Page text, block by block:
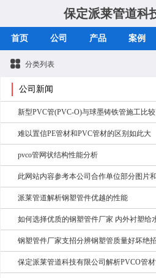
保定派莱管道科
首页 公司 产品 案例
分类列表
公司新闻
新型PVC管(PVC-O)与球墨铸铁管施工比较
难以置信PE管材和PVC管材的区别如此大
pvco管网状结构性能分析
派莱管道解析钢塑管件优越的性能
如何选择优质的钢塑管件厂家 内外衬塑给
钢塑管件厂家支招分辨钢塑管质量好坏绝招
保定派莱管道科技有限公司解析PVCO管